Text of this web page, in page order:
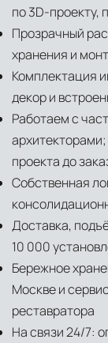
по 3D-проекту,
Прозрачный
хранения и
Комплектация
декор и
Работаем с
проекта до
Собственная
Доставка,
10 000
Бережное
Москве и
реставратора
На связи 24/7: